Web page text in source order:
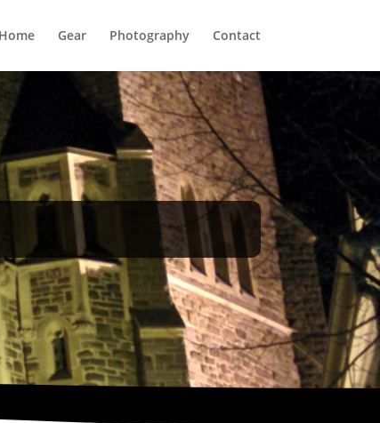
Home Gear Photography Contact